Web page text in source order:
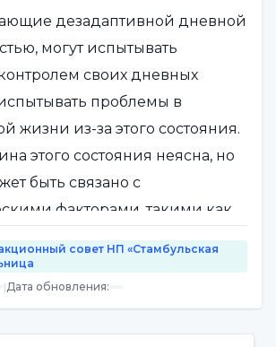
дезадаптивной дневной
могут испытывать
своих дневных
проблемы в
жизни из-за этого состояния.
этого состояния неясна, но
быть связано с
факторами, такими как
или травма. Лечение часто
терапию,
терапию и
совет НП «Стамбульская
|Дата обновления: